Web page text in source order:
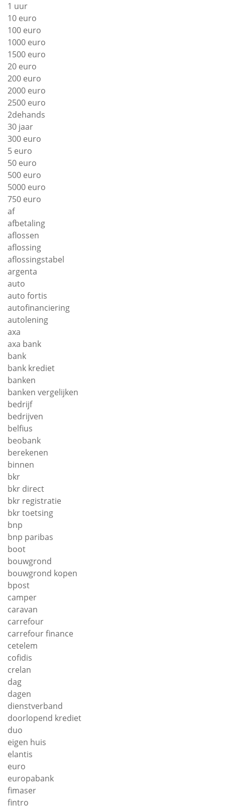
1 uur
10 euro
100 euro
1000 euro
1500 euro
20 euro
200 euro
2000 euro
2500 euro
2dehands
30 jaar
300 euro
5 euro
50 euro
500 euro
5000 euro
750 euro
af
afbetaling
aflossen
aflossing
aflossingstabel
argenta
auto
auto fortis
autofinanciering
autolening
axa
axa bank
bank
bank krediet
banken
banken vergelijken
bedrijf
bedrijven
belfius
beobank
berekenen
binnen
bkr
bkr direct
bkr registratie
bkr toetsing
bnp
bnp paribas
boot
bouwgrond
bouwgrond kopen
bpost
camper
caravan
carrefour
carrefour finance
cetelem
cofidis
crelan
dag
dagen
dienstverband
doorlopend krediet
duo
eigen huis
elantis
euro
europabank
fimaser
fintro